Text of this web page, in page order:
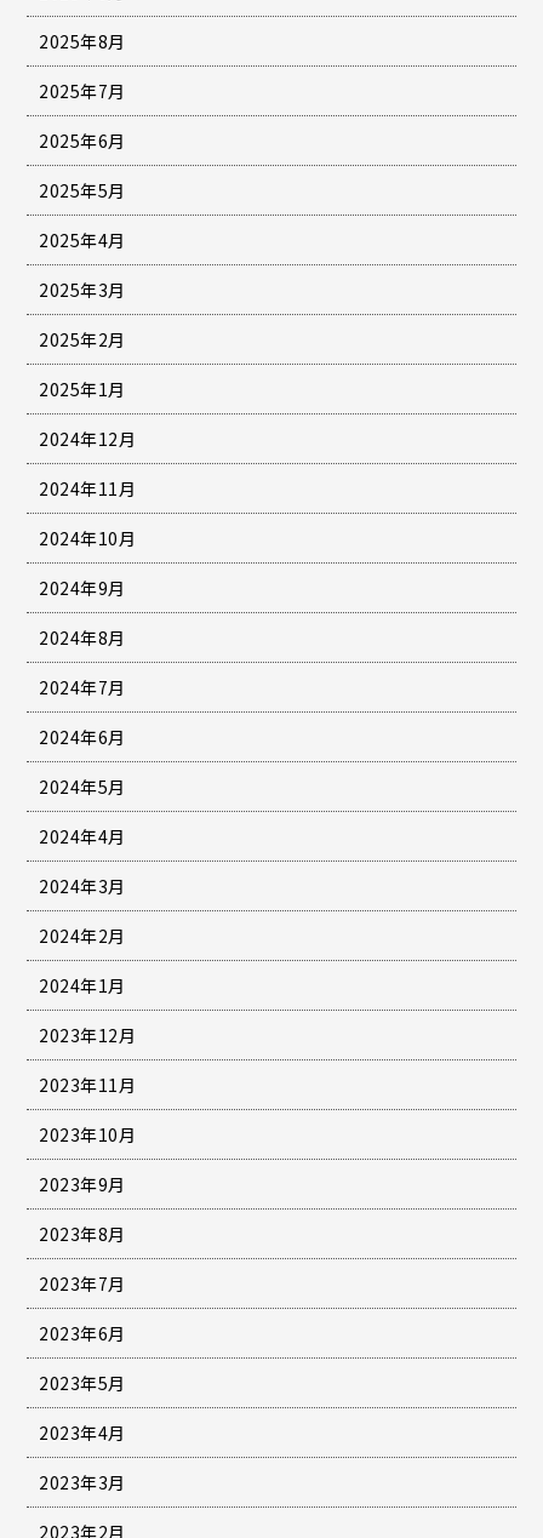
2025年8月
2025年7月
2025年6月
2025年5月
2025年4月
2025年3月
2025年2月
2025年1月
2024年12月
2024年11月
2024年10月
2024年9月
2024年8月
2024年7月
2024年6月
2024年5月
2024年4月
2024年3月
2024年2月
2024年1月
2023年12月
2023年11月
2023年10月
2023年9月
2023年8月
2023年7月
2023年6月
2023年5月
2023年4月
2023年3月
2023年2月